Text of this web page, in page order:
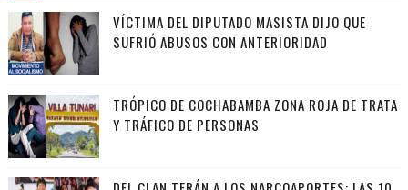
VÍCTIMA DEL DIPUTADO MASISTA DIJO QUE
SUFRIÓ ABUSOS CON ANTERIORIDAD
TRÓPICO DE COCHABAMBA ZONA ROJA DE TRATA
Y TRÁFICO DE PERSONAS